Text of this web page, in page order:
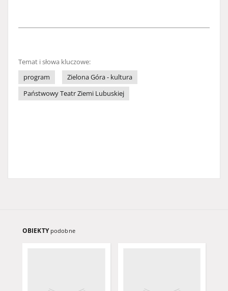
Temat i słowa kluczowe:
program
Zielona Góra - kultura
Państwowy Teatr Ziemi Lubuskiej
OBIEKTY podobne